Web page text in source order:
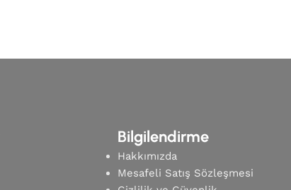
Bilgilendirme
Hakkımızda
Mesafeli Satış Sözleşmesi